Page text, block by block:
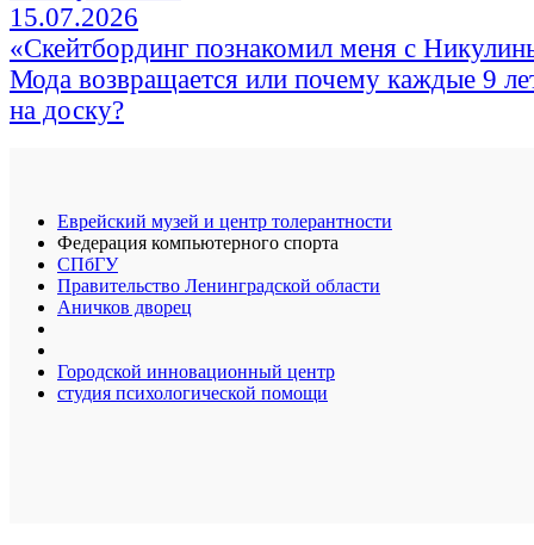
15.07.2026
«Скейтбординг познакомил меня с
Мода возвращается или почему каждые 9
на доску?
Еврейский музей и центр толерантности
Федерация компьютерного спорта
СПбГУ
Правительство Ленинградской области
Аничков дворец
Городской инновационный центр
студия психологической помощи